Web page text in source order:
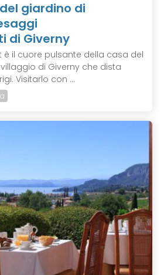
giardino di
di Giverny
è il cuore pulsante della casa del
di Giverny che dista
Visitarlo con ...